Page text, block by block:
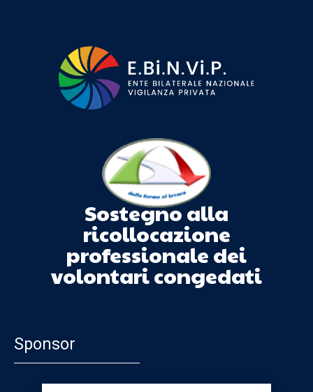
Sostegno alla
ricollocazione
professionale dei
volontari congedati
Sponsor